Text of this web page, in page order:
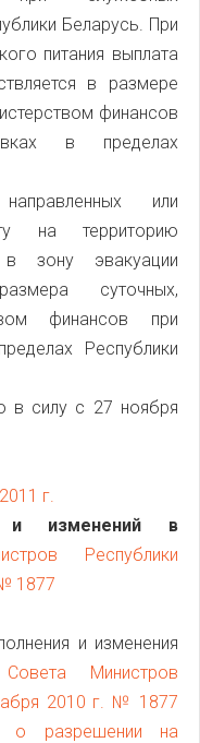
Беларусь. При
питания выплата
в размере
финансов
в пределах
или
на территорию
в зону эвакуации
суточных,
финансов при
Республики
в силу с 27 ноября
г.
и изменений в
Республики
1877
и изменения
Совета Министров
2010 г. № 1877
о разрешении на